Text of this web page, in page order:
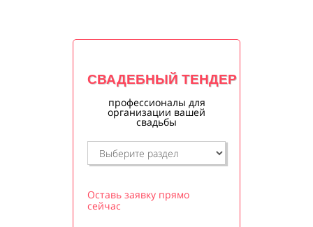
СВАДЕБНЫЙ ТЕНДЕР
профессионалы для
организации вашей
свадьбы
Оставь заявку прямо
сейчас